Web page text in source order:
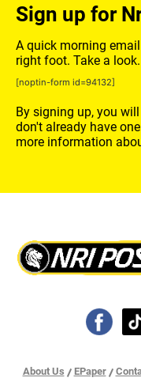
Sign up for
A quick morning
right foot. Take a look.
[noptin-form id=94132]
By signing up, you
don't already have
more information
About Us EPaper